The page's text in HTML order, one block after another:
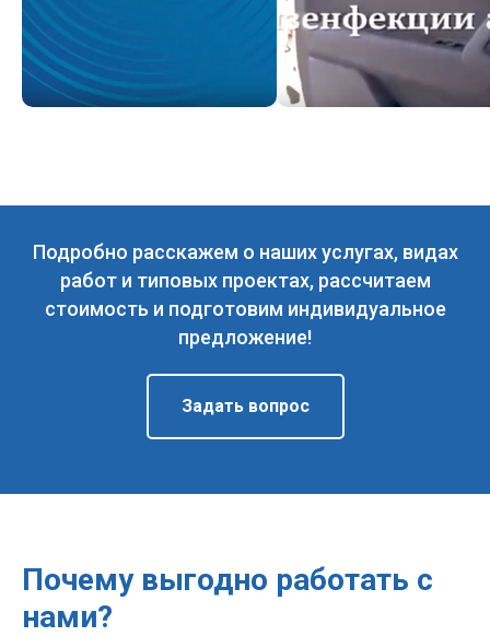
Подробно расскажем о наших услугах, видах
работ и типовых проектах, рассчитаем
стоимость и подготовим индивидуальное
предложение!
Задать вопрос
Почему выгодно работать с
нами?